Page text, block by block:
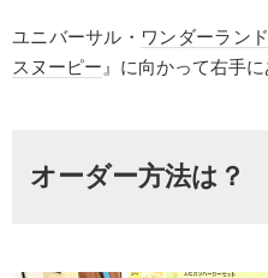
ユニバーサル・ ワンダーラン
スヌーピー 』に向かって右手に
オーダー方法は？